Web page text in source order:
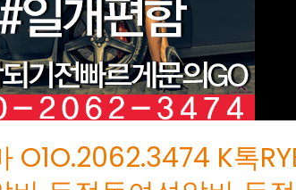
O1O.2062.3474 K톡